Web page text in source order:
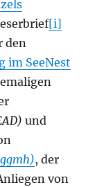
[i]
den
im SeeNest
und
, der
von